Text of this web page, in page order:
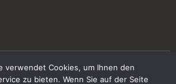
verwendet Cookies, um Ihnen den
zu bieten. Wenn Sie auf der Seite